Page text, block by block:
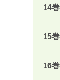
14巻
15巻
16巻